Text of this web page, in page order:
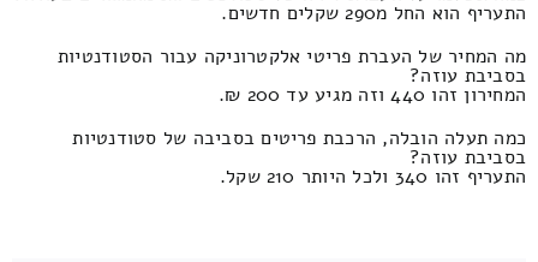
התעריף הוא החל מ290 שקלים חדשים.
מה המחיר של העברת פריטי אלקטרוניקה עבור הסטודנטיות
בסביבת עוזה?
המחירון זהו 440 וזה מגיע עד 200 ₪.
כמה תעלה הובלה, הרכבת פריטים בסביבה של סטודנטיות
בסביבת עוזה?
התעריף זהו 340 ולכל היותר 210 שקל.